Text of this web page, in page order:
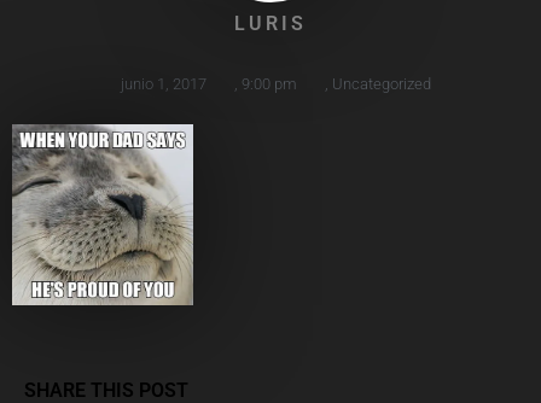
LURIS
junio 1, 2017 9:00 pm Uncategorized
SHARE THIS POST